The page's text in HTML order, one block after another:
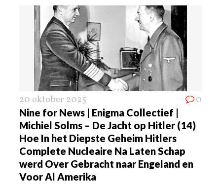
20 oktober 2025 0
Nine for News | Enigma Collectief |
Michiel Solms – De Jacht op Hitler (14)
Hoe In het Diepste Geheim Hitlers
Complete Nucleaire Na Laten Schap
werd Over Gebracht naar Engeland en
Voor Al Amerika